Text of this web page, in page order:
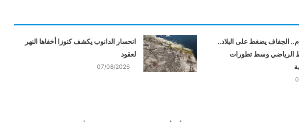
الجفاف يضغط على البلاد..
الرياضي وسط تطورات
انحسار الدانوب يكشف كنوزا أخفاها النهر
لعقود
07/08/2026